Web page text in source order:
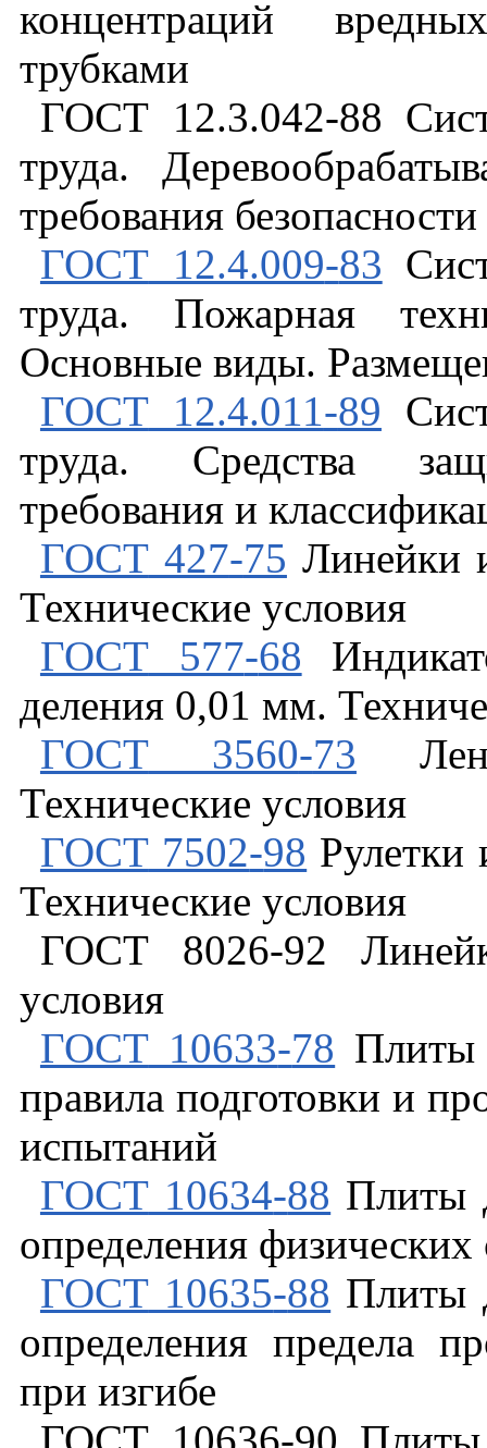
концентраций
вредных
трубками
ГОСТ12.3.042-88
труда.
требования безопасности
ГОСТ12.4.009-83
труда. Пожарная
Основные виды.
ГОСТ12.4.011-89
труда. Средства
требования и
ГОСТ427-75 Линейки
Технические условия
ГОСТ577-68
деления 0,01 мм.
ГОСТ3560-73
Технические условия
ГОСТ7502-98 Рулетки
Технические условия
ГОСТ8026-92
условия
ГОСТ10633-78 Плиты
правила подготовки и
испытаний
ГОСТ10634-88 Плиты
определения физических
ГОСТ10635-88 Плиты
определения предела
при изгибе